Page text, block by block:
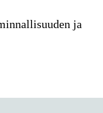
ja